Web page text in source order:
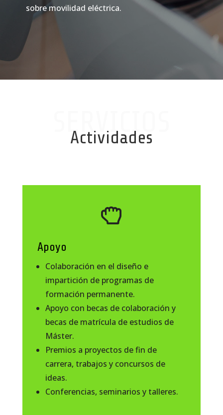
sobre movilidad eléctrica.
SERVICIOS
Actividades

Apoyo
Colaboración en el diseño e
impartición de programas de
formación permanente.
Apoyo con becas de colaboración y
becas de matrícula de estudios de
Máster.
Premios a proyectos de fin de
carrera, trabajos y concursos de
ideas.
Conferencias, seminarios y talleres.